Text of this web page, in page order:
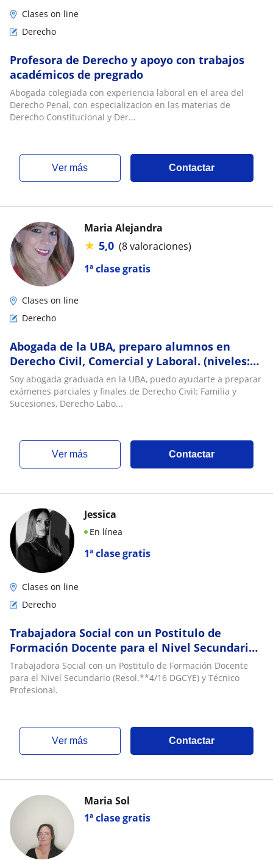
Clases on line
Derecho
Profesora de Derecho y apoyo con trabajos
académicos de pregrado
Abogada colegiada con experiencia laboral en el area del
Derecho Penal, con especializacion en las materias de
Derecho Constitucional y Der...
ver más Contactar
1ª clase gratis
Maria Alejandra
★ 5,0 (8 valoraciones)
Clases on line
Derecho
Abogada de la UBA, preparo alumnos en
Derecho Civil, Comercial y Laboral. (niveles:
secundario, terciario y universitario)
Soy abogada graduada en la UBA, puedo ayudarte a preparar
exámenes parciales y finales de Derecho Civil: Familia y
Sucesiones, Derecho Labo...
ver más Contactar
1ª clase gratis
Jessica
En línea
Clases on line
Derecho
Trabajadora Social con un Postitulo de
Formación Docente para el Nivel Secundario
(Resol.924/16 DGCYE) y Técnico Profesional
Trabajadora Social con un Postitulo de Formación Docente
para el Nivel Secundario (Resol.**4/16 DGCYE) y Técnico
Profesional.
ver más Contactar
1ª clase gratis
Maria Sol